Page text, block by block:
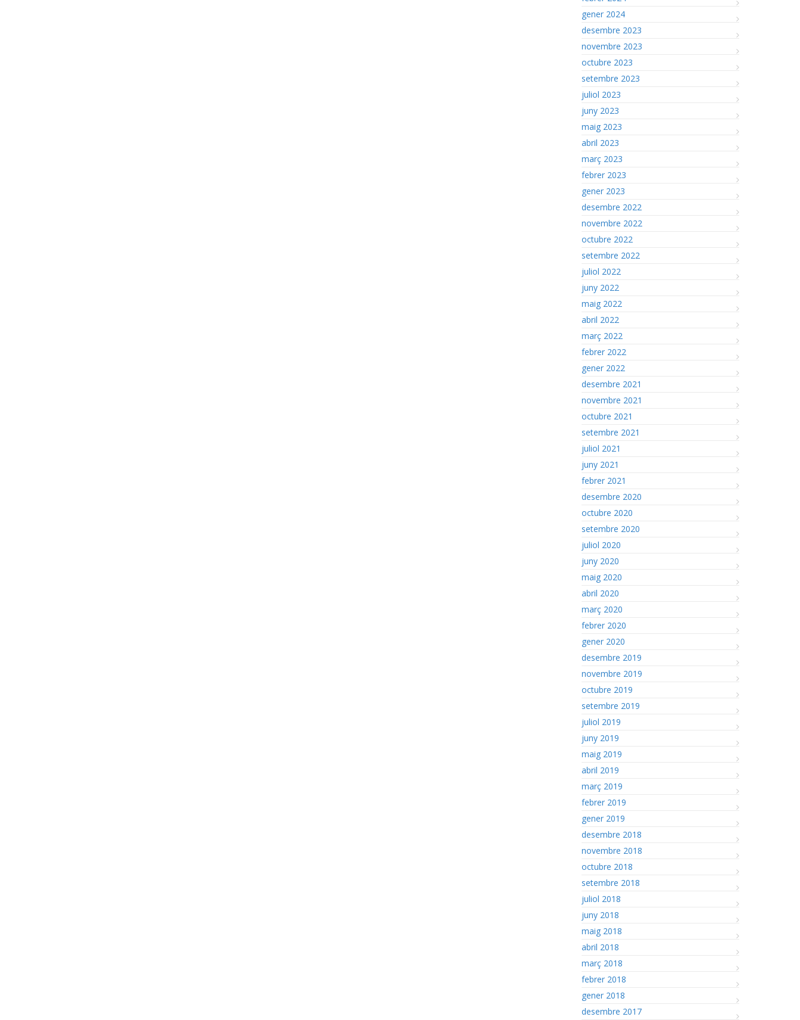
gener 2024
desembre 2023
novembre 2023
octubre 2023
setembre 2023
juliol 2023
juny 2023
maig 2023
abril 2023
març 2023
febrer 2023
gener 2023
desembre 2022
novembre 2022
octubre 2022
setembre 2022
juliol 2022
juny 2022
maig 2022
abril 2022
març 2022
febrer 2022
gener 2022
desembre 2021
novembre 2021
octubre 2021
setembre 2021
juliol 2021
juny 2021
febrer 2021
desembre 2020
octubre 2020
setembre 2020
juliol 2020
juny 2020
maig 2020
abril 2020
març 2020
febrer 2020
gener 2020
desembre 2019
novembre 2019
octubre 2019
setembre 2019
juliol 2019
juny 2019
maig 2019
abril 2019
març 2019
febrer 2019
gener 2019
desembre 2018
novembre 2018
octubre 2018
setembre 2018
juliol 2018
juny 2018
maig 2018
abril 2018
març 2018
febrer 2018
gener 2018
desembre 2017